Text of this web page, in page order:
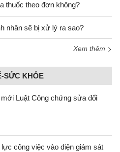
thuốc theo đơn không?
nhân sẽ bị xử lý ra sao?
Xem thêm
SỨC KHỎE
Luật Công chứng sửa đổi
công việc vào diện giám sát